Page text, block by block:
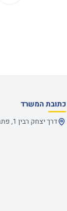
כתובת המשרד
דרך יצחק רבין 1, פתח תקווה, מיקוד - 4925110